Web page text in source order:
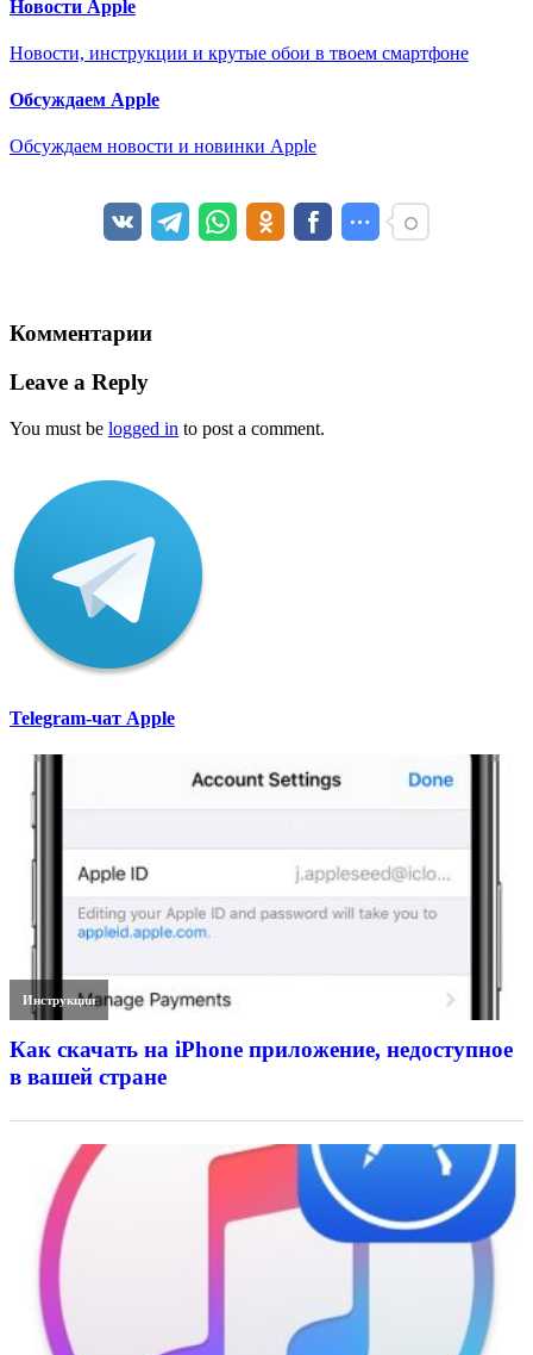
Новости Apple
Новости, инструкции и крутые обои в твоем смартфоне
Обсуждаем Apple
Обсуждаем новости и новинки Apple
Комментарии
Leave a Reply
You must be logged in to post a comment.
Telegram-чат Apple
Инструкции
Как скачать на iPhone приложение, недоступное
в вашей стране